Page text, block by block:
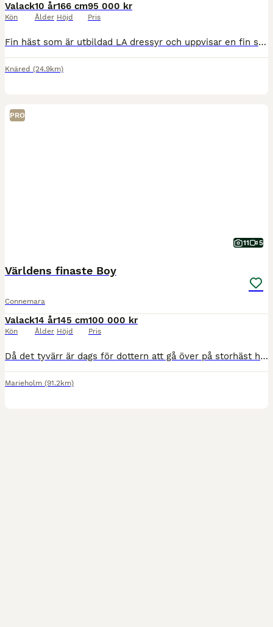
Valack
Kön
10 år
Ålder
166 cm
Höjd
95 000 kr
Pris
Fin häst som är utbildad LA dressyr och uppvisar en fin skritt och trav, samtidigt som han behöver stärka sig mer för att orka bära upp ryttare på ett hållbart sätt i galoppen. Max blir lätt flockbu
Knäred (24.9km)
PRO
11 5
Världens finaste Boy
Connemara
Valack
Kön
14 år
Ålder
145 cm
Höjd
100 000 kr
Pris
Då det tyvärr är dags för dottern att gå över på storhäst har vi tagit beslutet att låta Boy få en ny familj att förgylla. En ypperlig allround ponny, som idag tränas i Dressyr, hoppning och fälttävla
Marieholm (91.2km)